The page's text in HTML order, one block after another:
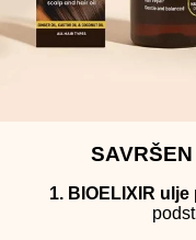
1. BIOELIXIR ulje